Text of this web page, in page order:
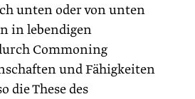
unten oder von unten
in lebendigen
Commoning
und Fähigkeiten
die These des